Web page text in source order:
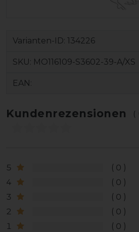
Varianten-ID: 134226
SKU: MO116109-S3602-39-A/XS
EAN:
Kundenrezensionen
5
0
4
0
3
0
2
0
1
0